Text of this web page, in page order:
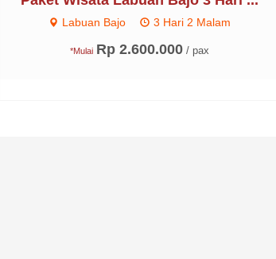
Labuan Bajo 3 Hari 2 Malam
*Mulai Rp 2.600.000 / pax